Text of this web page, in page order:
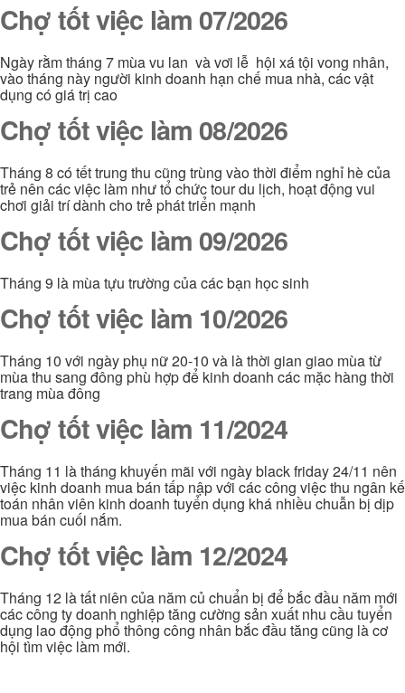
Chợ tốt việc làm 07/2026
Ngày rằm tháng 7 mùa vu lan và vơi lễ hội xá tội vong nhân,
vào tháng này người kinh doanh hạn chế mua nhà, các vật
dụng có giá trị cao
Chợ tốt việc làm 08/2026
Tháng 8 có tết trung thu cũng trùng vào thời điểm nghỉ hè của
trẻ nên các việc làm như tổ chức tour du lịch, hoạt động vui
chơi giải trí dành cho trẻ phát triển mạnh
Chợ tốt việc làm 09/2026
Tháng 9 là mùa tựu trường của các bạn học sinh
Chợ tốt việc làm 10/2026
Tháng 10 với ngày phụ nữ 20-10 và là thời gian giao mùa từ
mùa thu sang đông phù hợp để kinh doanh các mặc hàng thời
trang mùa đông
Chợ tốt việc làm 11/2024
Tháng 11 là tháng khuyến mãi với ngày black friday 24/11 nên
việc kinh doanh mua bán tấp nập với các công việc thu ngân kế
toán nhân viên kinh doanh tuyển dụng khá nhiều chuẫn bị dịp
mua bán cuối nắm.
Chợ tốt việc làm 12/2024
Tháng 12 là tất niên của năm củ chuẩn bị để bắc đầu năm mới
các công ty doanh nghiệp tăng cường sản xuất nhu cầu tuyển
dụng lao động phổ thông công nhân bắc đầu tăng cũng là cơ
hội tìm việc làm mới.